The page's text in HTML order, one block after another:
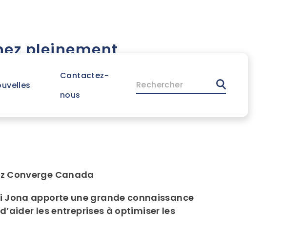
Contactez-
nous
Rechercher
pleinement
les outils
Converge Canada
Jona apporte une grande connaissance
les entreprises à optimiser les